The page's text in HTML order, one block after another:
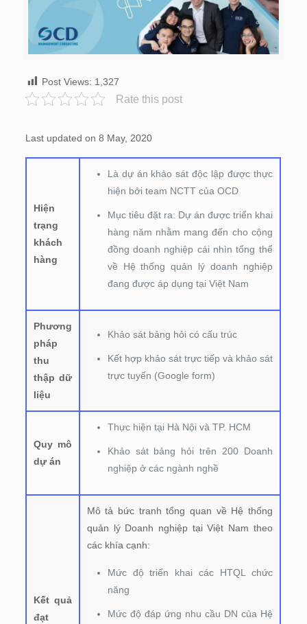
Post Views: 1,327
Rate this post
Last updated on 8 May, 2020
Hiện
trạng
khách
hàng
Là dự án khảo sát độc lập được thực
hiện bởi team NCTT của OCD
Mục tiêu đặt ra: Dự án được triển khai
hàng năm nhằm mang đến cho cộng
đồng doanh nghiệp cái nhìn tổng thể
về Hệ thống quản lý doanh nghiệp
đang được áp dụng tại Việt Nam
Phương
pháp
thu
thập dữ
liệu
Khảo sát bảng hỏi có cấu trúc
Kết hợp khảo sát trực tiếp và khảo sát
trực tuyến (Google form)
Quy mô
dự án
Thực hiện tại Hà Nội và TP. HCM
Khảo sát bảng hỏi trên 200 Doanh
nghiệp ở các ngành nghề
Kết quả
đạt
Mô tả bức tranh tổng quan về Hệ thống
quản lý Doanh nghiệp tại Việt Nam theo
các khía cạnh:
Mức độ triển khai các HTQL chức
năng
Mức độ đáp ứng nhu cầu DN của Hệ